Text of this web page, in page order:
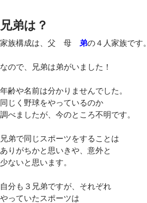
兄弟は？
家族構成は、父 母 弟の４人家族です。
なので、兄弟は弟がいました！
年齢や名前は分かりませんでした。
同じく野球をやっているのか
調べましたが、今のところ不明です。
兄弟で同じスポーツをすることは
ありがちかと思いきや、意外と
少ないと思います。
自分も３兄弟ですが、それぞれ
やっていたスポーツは